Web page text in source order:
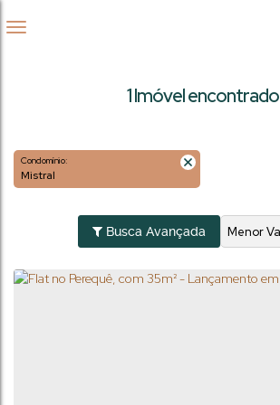
1 Imóvel encontrado
Condomínio:
Mistral
Busca Avançada